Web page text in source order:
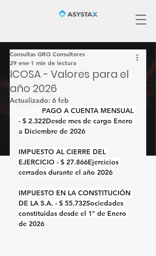
ICOSA - Valores para el
año 2026
Consultas GRO Consultores
29 ene 1 min de lectura
Actualizado: 6 feb
PAGO A CUENTA MENSUAL
- $ 2.322Desde mes de cargo Enero
a Diciembre de 2026
IMPUESTO AL CIERRE DEL
EJERCICIO - $ 27.866Ejercicios
cerrados durante el año 2026
IMPUESTO EN LA CONSTITUCIÓN
DE LA S.A. - $ 55.732Sociedades
constituidas desde el 1º de Enero
de 2026